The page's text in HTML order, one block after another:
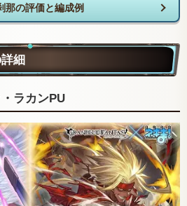
那の評価と編成例
細
ラカンPU